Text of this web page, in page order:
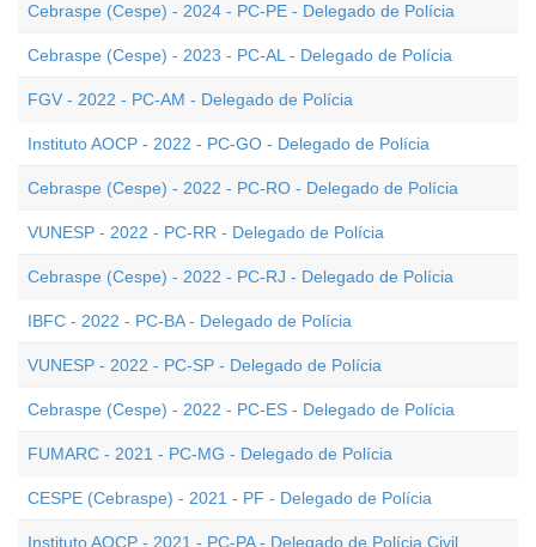
Cebraspe (Cespe) - 2024 - PC-PE - Delegado de Polícia
Cebraspe (Cespe) - 2023 - PC-AL - Delegado de Polícia
FGV - 2022 - PC-AM - Delegado de Polícia
Instituto AOCP - 2022 - PC-GO - Delegado de Polícia
Cebraspe (Cespe) - 2022 - PC-RO - Delegado de Polícia
VUNESP - 2022 - PC-RR - Delegado de Polícia
Cebraspe (Cespe) - 2022 - PC-RJ - Delegado de Polícia
IBFC - 2022 - PC-BA - Delegado de Polícia
VUNESP - 2022 - PC-SP - Delegado de Polícia
Cebraspe (Cespe) - 2022 - PC-ES - Delegado de Polícia
FUMARC - 2021 - PC-MG - Delegado de Polícia
CESPE (Cebraspe) - 2021 - PF - Delegado de Polícia
Instituto AOCP - 2021 - PC-PA - Delegado de Polícia Civil